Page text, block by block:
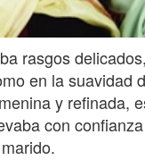
rasgos
en la suavidad
y refinada,
con